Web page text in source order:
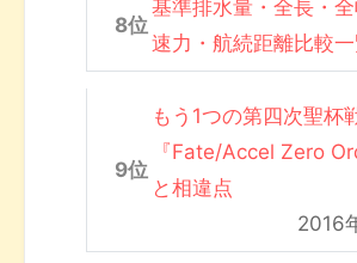
基準排水量・全長・全
速力・航続距離比較
もう1つの第四次聖杯
『Fate/Accel Zero
と相違点
2016